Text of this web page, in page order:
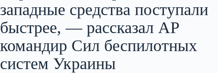
западные средства поступали
быстрее, — рассказал AP
командир Сил беспилотных
систем Украины